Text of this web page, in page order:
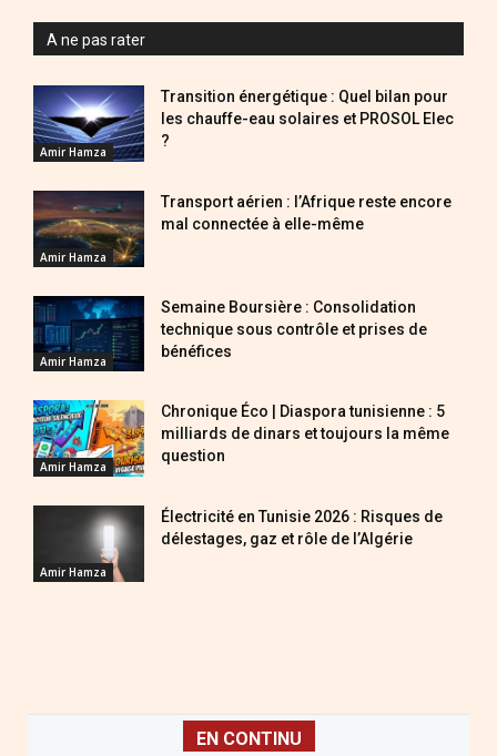
A ne pas rater
Amir Hamza
Transition énergétique : Quel bilan pour
les chauffe-eau solaires et PROSOL Elec
?
Amir Hamza
Transport aérien : l’Afrique reste encore
mal connectée à elle-même
Amir Hamza
Semaine Boursière : Consolidation
technique sous contrôle et prises de
bénéfices
Amir Hamza
Chronique Éco | Diaspora tunisienne : 5
milliards de dinars et toujours la même
question
Amir Hamza
Électricité en Tunisie 2026 : Risques de
délestages, gaz et rôle de l’Algérie
EN CONTINU